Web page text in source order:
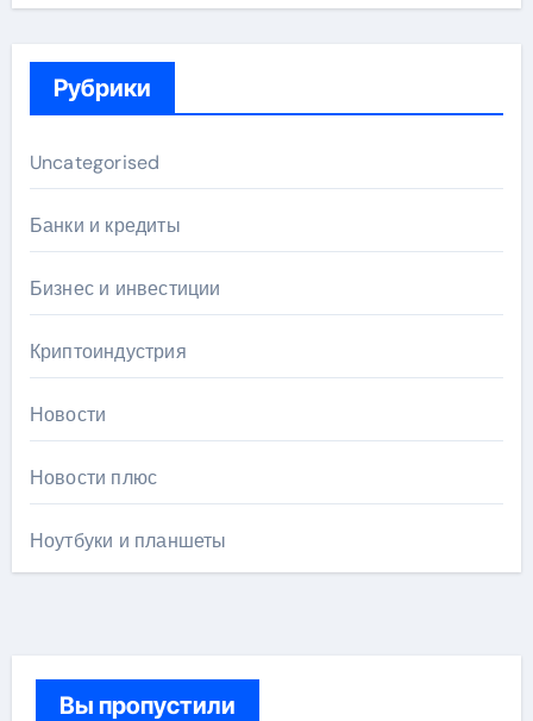
Рубрики
Uncategorised
Банки и кредиты
Бизнес и инвестиции
Криптоиндустрия
Новости
Новости плюс
Ноутбуки и планшеты
Вы пропустили